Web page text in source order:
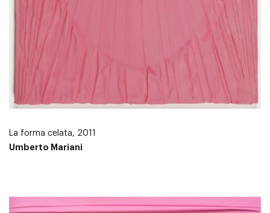
La forma celata, 2011
Umberto Mariani